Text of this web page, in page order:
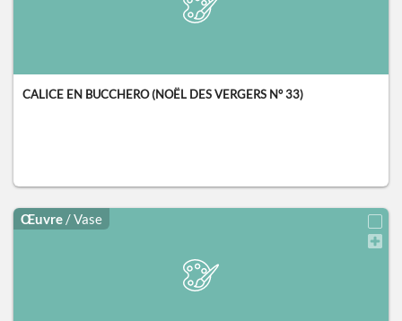
CALICE EN BUCCHERO (NOËL DES VERGERS N° 33)
Œuvre / Vase